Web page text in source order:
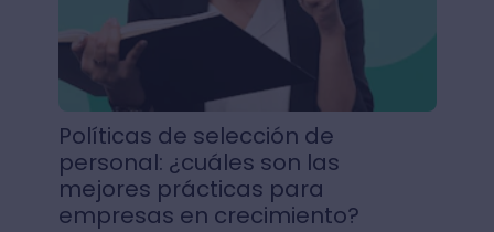
Políticas de selección de
personal: ¿cuáles son las
mejores prácticas para
empresas en crecimiento?